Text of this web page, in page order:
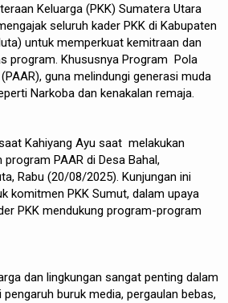
Keluarga (PKK) Sumatera Utara
seluruh kader PKK di Kabupaten
untuk memperkuat kemitraan dan
program. Khususnya Program Pola
guna melindungi generasi muda
Narkoba dan kenakalan remaja.
Kahiyang Ayu saat melakukan
PAAR di Desa Bahal,
Rabu (20/08/2025). Kunjungan ini
komitmen PKK Sumut, dalam upaya
PKK mendukung program-program
dan lingkungan sangat penting dalam
buruk media, pergaulan bebas,